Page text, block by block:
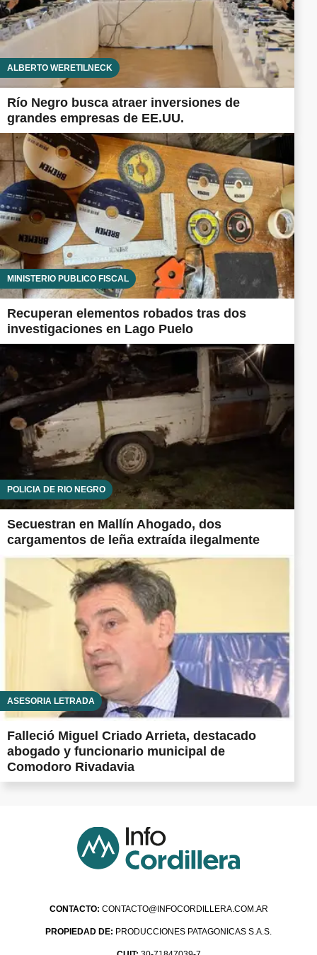
ALBERTO WERETILNECK
Río Negro busca atraer inversiones de
grandes empresas de EE.UU.
MINISTERIO PÚBLICO FISCAL
Recuperan elementos robados tras dos
investigaciones en Lago Puelo
POLICÍA DE RÍO NEGRO
Secuestran en Mallín Ahogado, dos
cargamentos de leña extraída ilegalmente
ASESORÍA LETRADA
Falleció Miguel Criado Arrieta, destacado
abogado y funcionario municipal de
Comodoro Rivadavia
CONTACTO: CONTACTO@INFOCORDILLERA.COM.AR
PROPIEDAD DE: PRODUCCIONES PATAGONICAS S.A.S.